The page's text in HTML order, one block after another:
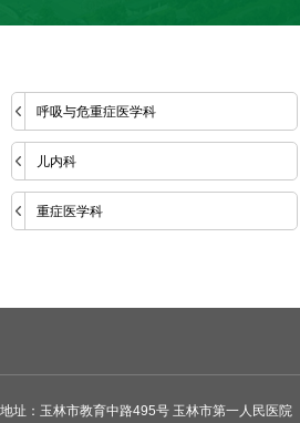
呼吸与危重症医学科
儿内科
重症医学科
地址：玉林市教育中路495号 玉林市第一人民医院